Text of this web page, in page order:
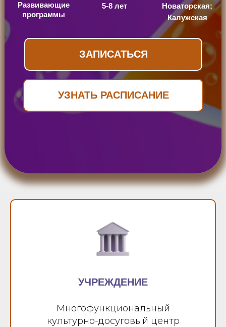
Развивающие
программы
5-8 лет
Новаторская;
Калужская
ЗАПИСАТЬСЯ
УЗНАТЬ РАСПИСАНИЕ
УЧРЕЖДЕНИЕ
Многофункциональный
культурно-досуговый центр